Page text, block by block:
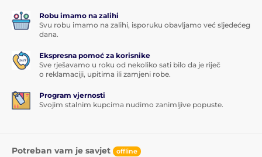
Robu imamo na zalihi
Svu robu imamo na zalihi, isporuku obavljamo već sljedećeg
dana.
Ekspresna pomoć za korisnike
Sve rješavamo u roku od nekoliko sati bilo da je riječ
o reklamaciji, upitima ili zamjeni robe.
Program vjernosti
Svojim stalnim kupcima nudimo zanimljive popuste.
Potreban vam je savjet offline